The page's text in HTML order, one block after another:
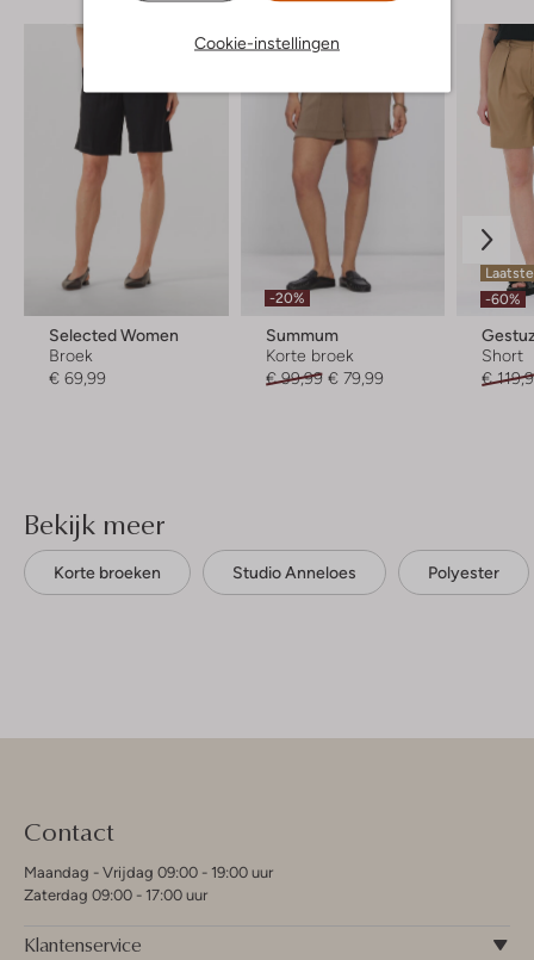
Cookie-instellingen
Selected Women
Broek
€ 69,99
-20%
Summum
Korte broek
€ 99,99 € 79,99
-60%
Short
€
Bekijk meer
Korte broeken Studio Anneloes Polyester
Contact
Maandag - Vrijdag 09:00 - 19:00 uur
Zaterdag 09:00 - 17:00 uur
Klantenservice